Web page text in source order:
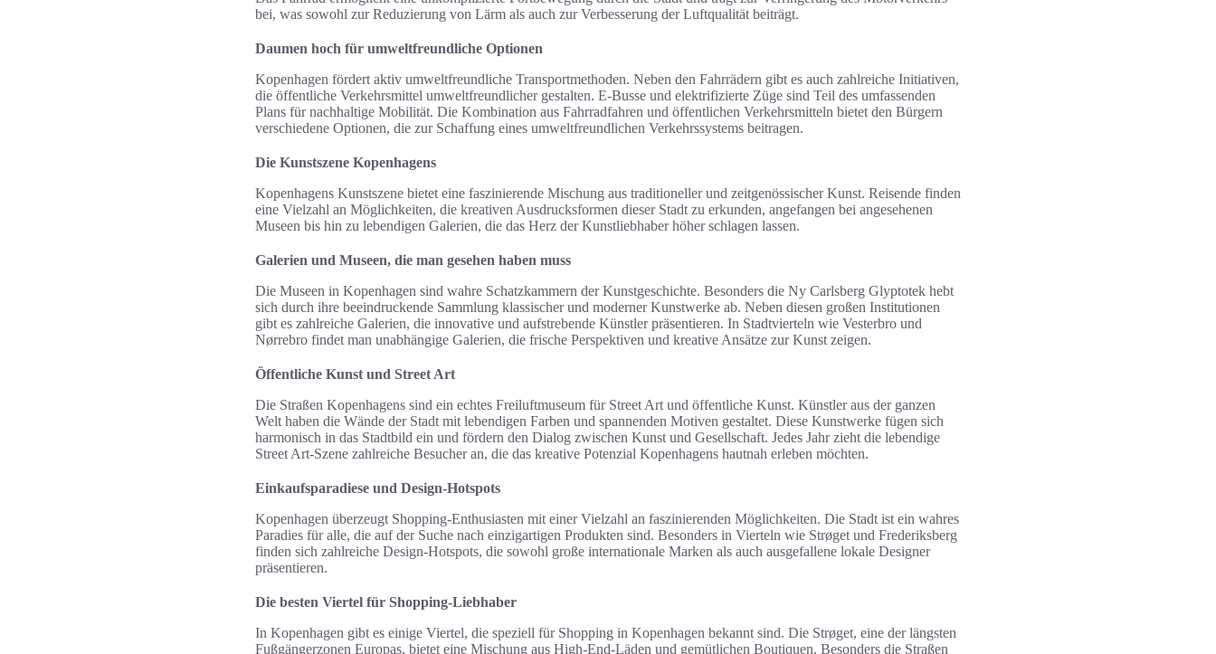
bei, was sowohl zur Reduzierung von Lärm als auch zur Verbesserung der Luftqualität beiträgt.
Daumen hoch für umweltfreundliche Optionen
Kopenhagen fördert aktiv umweltfreundliche Transportmethoden. Neben den Fahrrädern gibt es auch zahlreiche Initiativen,
die öffentliche Verkehrsmittel umweltfreundlicher gestalten. E-Busse und elektrifizierte Züge sind Teil des umfassenden
Plans für nachhaltige Mobilität. Die Kombination aus Fahrradfahren und öffentlichen Verkehrsmitteln bietet den Bürgern
verschiedene Optionen, die zur Schaffung eines umweltfreundlichen Verkehrssystems beitragen.
Die Kunstszene Kopenhagens
Kopenhagens Kunstszene bietet eine faszinierende Mischung aus traditioneller und zeitgenössischer Kunst. Reisende finden
eine Vielzahl an Möglichkeiten, die kreativen Ausdrucksformen dieser Stadt zu erkunden, angefangen bei angesehenen
Museen bis hin zu lebendigen Galerien, die das Herz der Kunstliebhaber höher schlagen lassen.
Galerien und Museen, die man gesehen haben muss
Die Museen in Kopenhagen sind wahre Schatzkammern der Kunstgeschichte. Besonders die Ny Carlsberg Glyptotek hebt
sich durch ihre beeindruckende Sammlung klassischer und moderner Kunstwerke ab. Neben diesen großen Institutionen
gibt es zahlreiche Galerien, die innovative und aufstrebende Künstler präsentieren. In Stadtvierteln wie Vesterbro und
Nørrebro findet man unabhängige Galerien, die frische Perspektiven und kreative Ansätze zur Kunst zeigen.
Öffentliche Kunst und Street Art
Die Straßen Kopenhagens sind ein echtes Freiluftmuseum für Street Art und öffentliche Kunst. Künstler aus der ganzen
Welt haben die Wände der Stadt mit lebendigen Farben und spannenden Motiven gestaltet. Diese Kunstwerke fügen sich
harmonisch in das Stadtbild ein und fördern den Dialog zwischen Kunst und Gesellschaft. Jedes Jahr zieht die lebendige
Street Art-Szene zahlreiche Besucher an, die das kreative Potenzial Kopenhagens hautnah erleben möchten.
Einkaufsparadiese und Design-Hotspots
Kopenhagen überzeugt Shopping-Enthusiasten mit einer Vielzahl an faszinierenden Möglichkeiten. Die Stadt ist ein wahres
Paradies für alle, die auf der Suche nach einzigartigen Produkten sind. Besonders in Vierteln wie Strøget und Frederiksberg
finden sich zahlreiche Design-Hotspots, die sowohl große internationale Marken als auch ausgefallene lokale Designer
präsentieren.
Die besten Viertel für Shopping-Liebhaber
In Kopenhagen gibt es einige Viertel, die speziell für Shopping in Kopenhagen bekannt sind. Die Strøget, eine der längsten
Fußgängerzonen Europas, bietet eine Mischung aus High-End-Läden und gemütlichen Boutiquen. Besonders die Straßen